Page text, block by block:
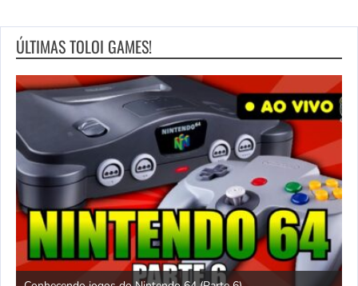
ÚLTIMAS TOLOI GAMES!